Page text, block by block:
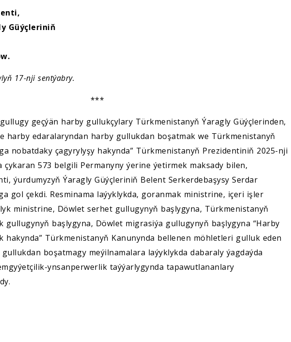
Güýçleriniň
17-nji sentýabry.
***
geçýän harby gullukçylary Türkmenistanyň Ýaragly Güýçlerinden,
harby edaralaryndan harby gullukdan boşatmak we Türkmenistanyň
nobatdaky çagyrylyşy hakynda” Türkmenistanyň Prezidentiniň 2025-nji
çykaran 573 belgili Permanyny ýerine ýetirmek maksady bilen,
ýurdumyzyň Ýaragly Güýçleriniň Belent Serkerdebaşysy Serdar
gol çekdi. Resminama laýyklykda, goranmak ministrine, içeri işler
ministrine, Döwlet serhet gullugynyň başlygyna, Türkmenistanyň
gullugynyň başlygyna, Döwlet migrasiýa gullugynyň başlygyna “Harby
hakynda” Türkmenistanyň Kanunynda bellenen möhletleri gulluk eden
boşatmagy meýilnamalara laýyklykda dabaraly ýagdaýda
ynsanperwerlik taýýarlygynda tapawutlananlary